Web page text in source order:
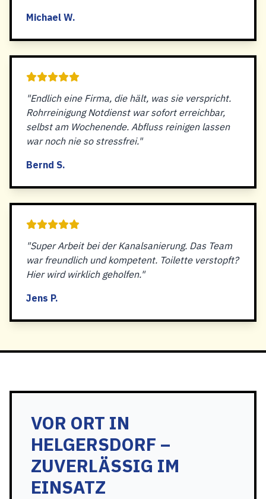
Michael W.
"Endlich eine Firma, die hält, was sie verspricht.
Rohrreinigung Notdienst war sofort erreichbar,
selbst am Wochenende. Abfluss reinigen lassen
war noch nie so stressfrei."
Bernd S.
"Super Arbeit bei der Kanalsanierung. Das Team
war freundlich und kompetent. Toilette verstopft?
Hier wird wirklich geholfen."
Jens P.
VOR ORT IN
HELGERSDORF –
ZUVERLÄSSIG IM
EINSATZ